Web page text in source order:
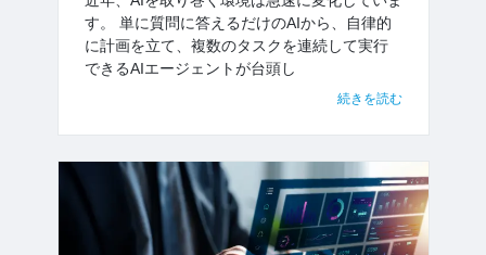
す。 単に質問に答えるだけのAIから、自律的
に計画を立て、複数のタスクを連続して実行
できるAIエージェントが台頭し
続きを読む